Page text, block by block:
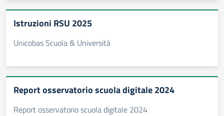
Istruzioni RSU 2025
Unicobas Scuola & Università
Report osservatorio scuola digitale 2024
Report osservatorio scuola digitale 2024